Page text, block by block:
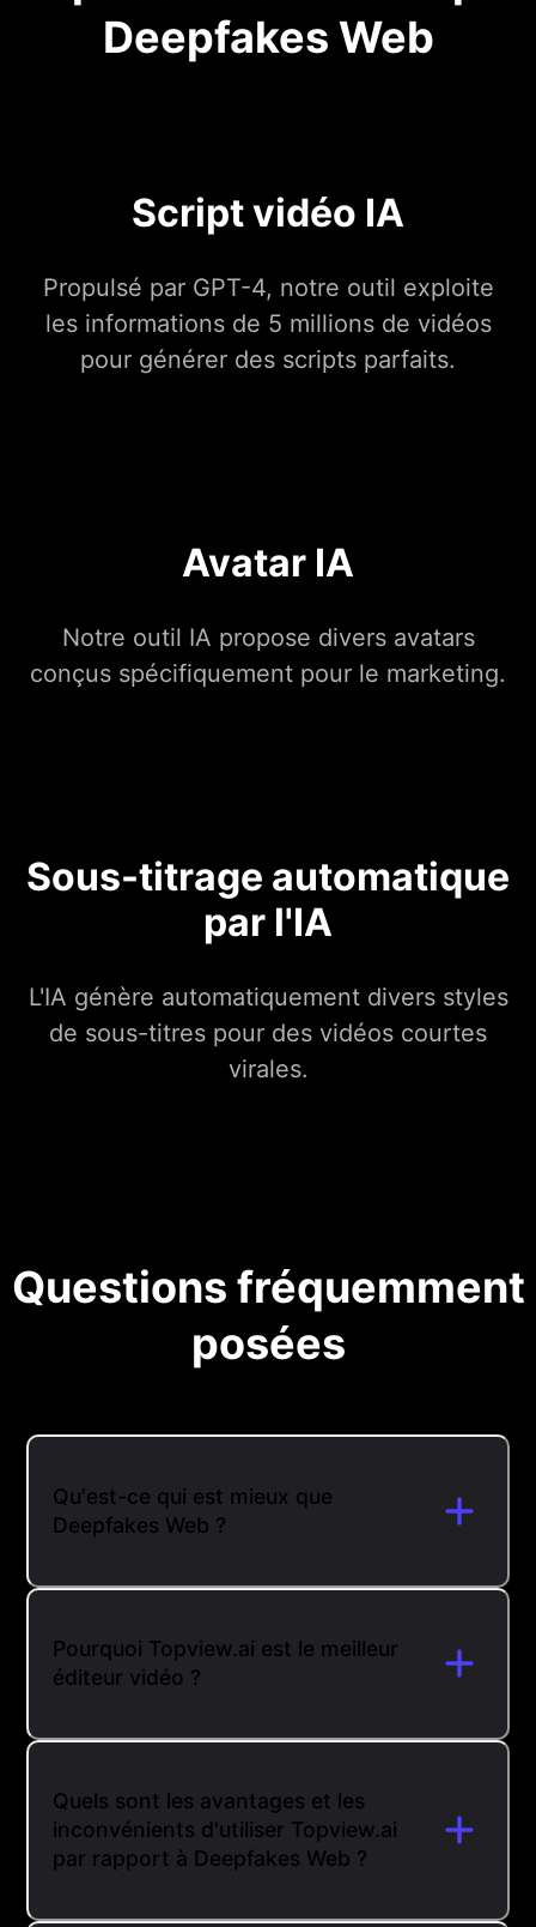
Deepfakes Web
Script vidéo IA
Propulsé par GPT-4, notre outil exploite
les informations de 5 millions de vidéos
pour générer des scripts parfaits.
Avatar IA
Notre outil IA propose divers avatars
conçus spécifiquement pour le marketing.
Sous-titrage automatique
par l'IA
L'IA génère automatiquement divers styles
de sous-titres pour des vidéos courtes
virales.
Questions fréquemment
posées
Qu'est-ce qui est mieux que
Deepfakes Web ?
Pourquoi Topview.ai est le meilleur
éditeur vidéo ?
Quels sont les avantages et les
inconvénients d'utiliser Topview.ai
par rapport à Deepfakes Web ?